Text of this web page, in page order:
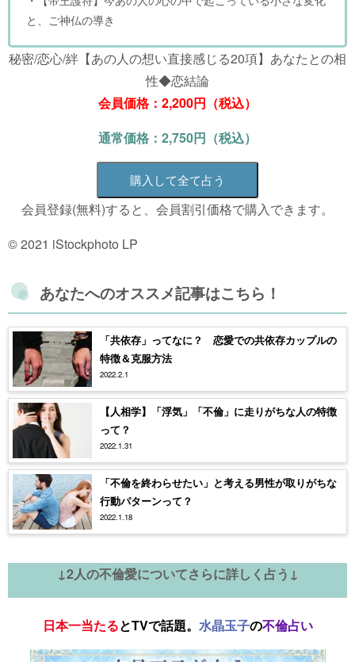
と、ご神仏の導き
秘密/恋心/絆【あの人の想い直接感じる20項】あなたとの相
性◆恋結論
会員価格：2,200円（税込）
通常価格：2,750円（税込）
購入して全て占う
会員登録(無料)すると、会員割引価格で購入できます。
© 2021 iStockphoto LP
あなたへのオススメ記事はこちら！
「共依存」ってなに？ 恋愛での共依存カップルの
特徴＆克服方法
2022.2.1
【人相学】「浮気」「不倫」に走りがちな人の特徴
って？
2022.1.31
「不倫を終わらせたい」と考える男性が取りがちな
行動パターンって？
2022.1.18
↓2人の不倫愛についてさらに詳しく占う↓
日本一当たるとTVで話題。 水晶玉子の不倫占い